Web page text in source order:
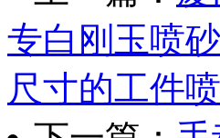
专白刚玉喷
尺寸的工件